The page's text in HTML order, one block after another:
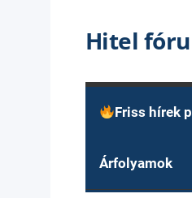
Hitel
Friss hírek
Árfolyamok